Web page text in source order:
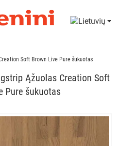
Soft Brown Live Pure šukuotas
Ąžuolas Creation Soft
Pure šukuotas